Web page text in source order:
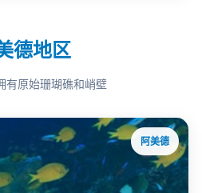
德地区
有原始珊瑚礁和峭壁
ℹ️
阿美德